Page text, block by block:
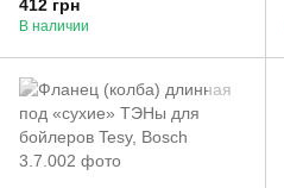
фланце Ø48мм.
412 грн
В наличии